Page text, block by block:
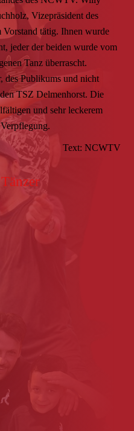
Vizepräsident des
Vorstand tätig. Ihnen wurde
jeder der beiden wurde vom
Tanz überrascht.
des Publikums und nicht
TSZ Delmenhorst. Die
und sehr leckerem
Text: NCWTV